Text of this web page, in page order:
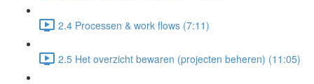
2.4 Processen & work flows (7:11)
2.5 Het overzicht bewaren (projecten beheren) (11:05)